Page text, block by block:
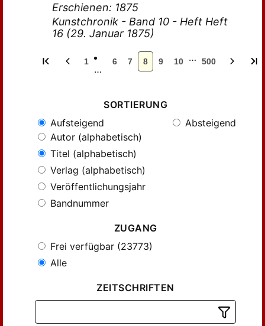
Erschienen: 1875
Kunstchronik - Band 10 - Heft Heft
16 (29. Januar 1875)
1
…
6 7 8 9 10 … 500
SORTIERUNG
Aufsteigend
Absteigend
Autor (alphabetisch)
Titel (alphabetisch)
Verlag (alphabetisch)
Veröffentlichungsjahr
Bandnummer
ZUGANG
Frei verfügbar (23773)
Alle
ZEITSCHRIFTEN